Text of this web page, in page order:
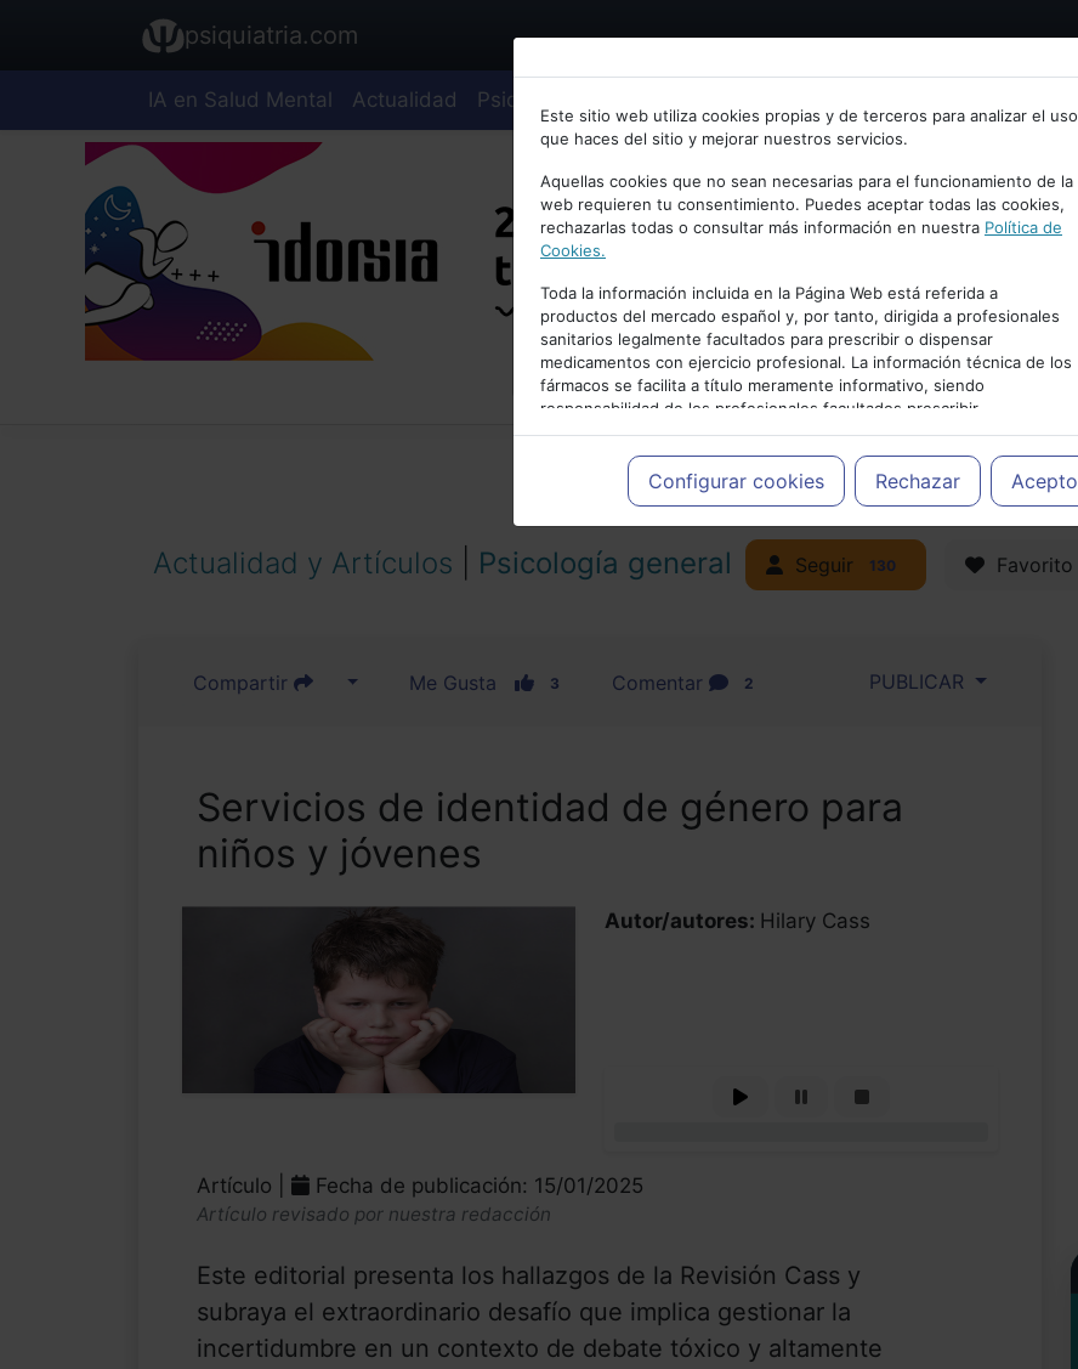
Bienvenid@ a psiquiatria.com
Escribe tu Email
Accede o regístrate con tu email.
Cancelar
psiquiatria.com
IA en Salud Mental Actualidad Psiquiatría
Este sitio web utiliza cookies propias y de terceros para analizar el uso
que haces del sitio y mejorar nuestros servicios.
Aquellas cookies que no sean necesarias para el funcionamiento de la
web requieren tu consentimiento. Puedes aceptar todas las cookies,
rechazarlas todas o consultar más información en nuestra Política de
Cookies.
Toda la información incluida en la Página Web está referida a
productos del mercado español y, por tanto, dirigida a profesionales
sanitarios legalmente facultados para prescribir o dispensar
medicamentos con ejercicio profesional. La información técnica de los
fármacos se facilita a título meramente informativo, siendo
responsabilidad de los profesionales facultados prescribir
medicamentos y decidir, en cada caso concreto, el tratamiento más
adecuado a las necesidades del paciente.
Configurar cookies Rechazar Acepto
PUBLICIDAD
Actualidad y Artículos Psicología general Seguir 130 Favorito
Compartir Me Gusta 3 Comentar 2 PUBLICAR
Servicios de identidad de género para
niños y jóvenes
Autor/autores: Hilary Cass
Artículo | Fecha de publicación: 15/01/2025
Artículo revisado por nuestra redacción
Este editorial presenta los hallazgos de la Revisión Cass y
subraya el extraordinario desafío que implica gestionar la
incertidumbre en un contexto de debate tóxico y altamente